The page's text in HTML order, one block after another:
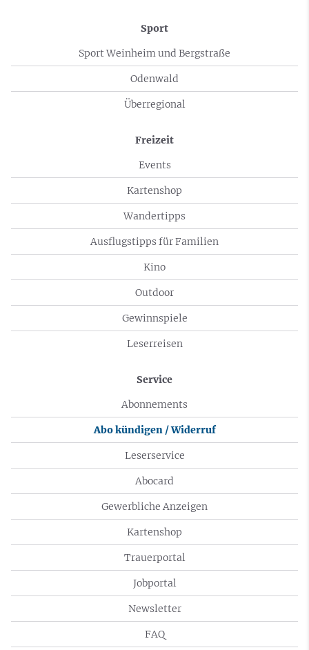
Sport
Sport Weinheim und Bergstraße
Odenwald
Überregional
Freizeit
Events
Kartenshop
Wandertipps
Ausflugstipps für Familien
Kino
Outdoor
Gewinnspiele
Leserreisen
Service
Abonnements
Abo kündigen / Widerruf
Leserservice
Abocard
Gewerbliche Anzeigen
Kartenshop
Trauerportal
Jobportal
Newsletter
FAQ